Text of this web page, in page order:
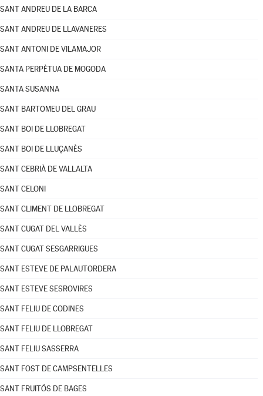
SANT ANDREU DE LA BARCA
SANT ANDREU DE LLAVANERES
SANT ANTONI DE VILAMAJOR
SANTA PERPÈTUA DE MOGODA
SANTA SUSANNA
SANT BARTOMEU DEL GRAU
SANT BOI DE LLOBREGAT
SANT BOI DE LLUÇANÈS
SANT CEBRIÀ DE VALLALTA
SANT CELONI
SANT CLIMENT DE LLOBREGAT
SANT CUGAT DEL VALLÈS
SANT CUGAT SESGARRIGUES
SANT ESTEVE DE PALAUTORDERA
SANT ESTEVE SESROVIRES
SANT FELIU DE CODINES
SANT FELIU DE LLOBREGAT
SANT FELIU SASSERRA
SANT FOST DE CAMPSENTELLES
SANT FRUITÓS DE BAGES